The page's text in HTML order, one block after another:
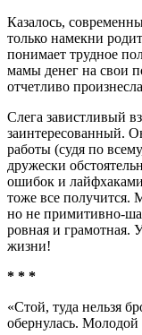
Казалось,
только намекни
понимает трудное
мамы денег на свои
отчетливо
Слега завистливый
заинтересованный.
работы (судя по
дружески
ошибок и
тоже все получится.
но не примитивно-
ровная и грамотная.
жизни!
* * *
«Стой, туда нельзя
обернулась.